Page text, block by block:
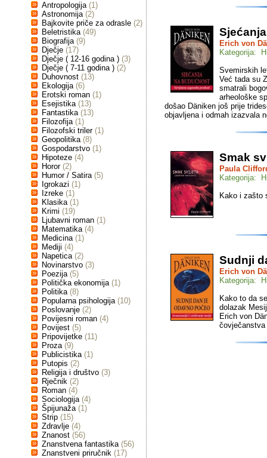
Antropologija (1)
Astronomija (2)
Bajkovite priče za odrasle (2)
Beletristika (49)
Biografija (9)
Dječje (17)
Dječje ( 12-16 godina ) (3)
Dječje ( 7-11 godina ) (2)
Duhovnost (13)
Ekologija (6)
Erotski roman (1)
Esejistika (13)
Fantastika (13)
Filozofija (1)
Filozofski triler (1)
Geopolitika (8)
Gospodarstvo (1)
Hipoteze (4)
Horor (2)
Humor / Satira (5)
Igrokazi (1)
Izreke (1)
Klasika (1)
Krimi (19)
Ljubavni roman (1)
Matematika (4)
Medicina (1)
Mediji (4)
Napetica (2)
Novinarstvo (3)
Poezija (5)
Politička ekonomija (1)
Politika (8)
Popularna psihologija (10)
Poslovanje (2)
Povijesni roman (4)
Povijest (5)
Pripovijetke (11)
Proza (9)
Publicistika (1)
Putopis (2)
Religija i društvo (3)
Rječnik (2)
Roman (4)
Sociologija (4)
Špijunaža (1)
Strip (15)
Zdravlje (4)
Znanost (56)
Znanstvena fantastika (56)
Znanstveni priručnik (17)
Erich von
Kategorija:
Svemirskih
Već tada su
smatrali
arheološke
došao Däniken još prije
objavljena i odmah izazvala
Smak
Paula
Kategorija:
Kako i zašto
Sudnji
Erich von
Kategorija:
Kako to da
dolazak
Erich von